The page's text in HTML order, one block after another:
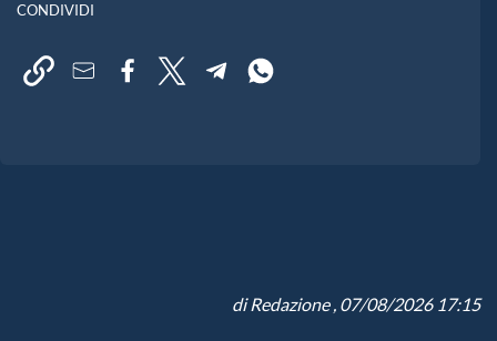
CONDIVIDI
diRedazione, 07/08/2026 17:15